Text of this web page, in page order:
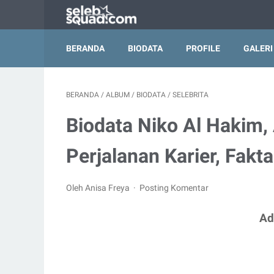
BERANDA BIODATA PROFILE
BERANDA / ALBUM / BIODATA / SELEBRITA
Biodata Niko Al
Perjalanan Karier,
Oleh Anisa Freya Posting Komentar